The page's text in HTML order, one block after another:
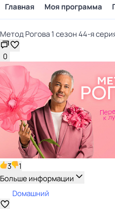
Главная Моя программа
Метод Рогова 1 сезон 44-я
0
3
1
Больше информации
Dомашний